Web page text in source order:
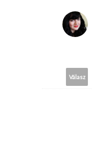
Válasz